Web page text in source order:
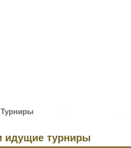
Турниры
турниры